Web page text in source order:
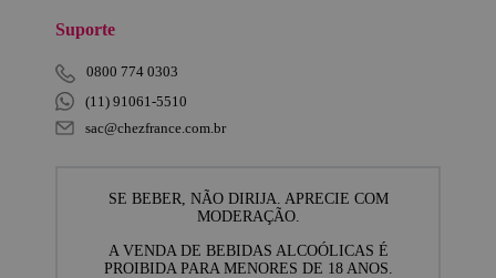
Suporte
0800 774 0303
(11) 91061-5510
sac@chezfrance.com.br
SE BEBER, NÃO DIRIJA. APRECIE COM
MODERAÇÃO.
A VENDA DE BEBIDAS ALCOÓLICAS É
PROIBIDA PARA MENORES DE 18 ANOS.